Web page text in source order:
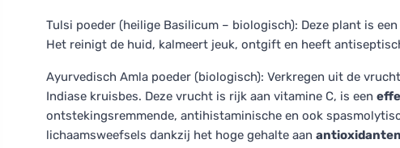
Tulsi poeder (heilige Basilicum – biologisch): Deze plant is
Het reinigt de huid, kalmeert jeuk, ontgift en heeft
Ayurvedisch Amla poeder (biologisch): Verkregen uit de
Indiase kruisbes. Deze vrucht is rijk aan vitamine C, is een
ontstekingsremmende, antihistaminische en ook
lichaamsweefsels dankzij het hoge gehalte aan antioxidanten